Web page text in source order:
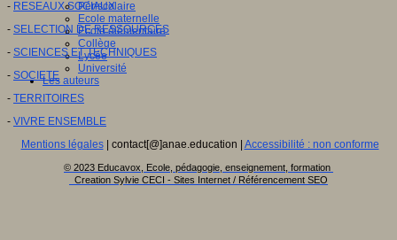
Périscolaire
Ecole maternelle
Ecole élémentaire
Collège
Lycée
Université
Les auteurs
- RESEAUX SOCIAUX
- SELECTION DE RESSOURCES
- SCIENCES ET TECHNIQUES
- SOCIETE
- TERRITOIRES
- VIVRE ENSEMBLE
Mentions légales| contact[@]anae.education | Accessibilité : non conforme
© 2023 Educavox, Ecole, pédagogie, enseignement, formation
Creation Sylvie CECI - Sites Internet / Référencement SEO